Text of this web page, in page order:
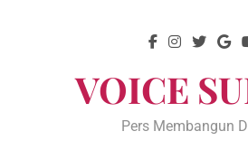
VOICE
Pers Membangun